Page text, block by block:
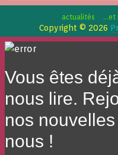
actualités …et
Copyright © 2026
Vous êtes
nous lire.
nos
nous !